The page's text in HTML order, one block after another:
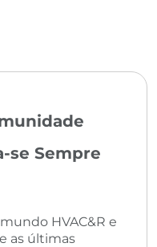
se Sempre
HVAC&R e
as últimas